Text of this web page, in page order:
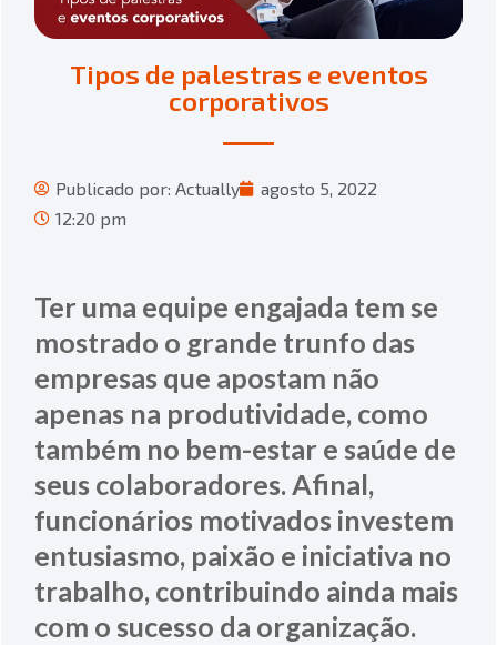
Tipos de palestras e eventos
corporativos
Publicado por: Actually
agosto 5, 2022
12:20 pm
Ter uma equipe engajada tem se
mostrado o grande trunfo das
empresas que apostam não
apenas na produtividade, como
também no bem-estar e saúde de
seus colaboradores. Afinal,
funcionários motivados investem
entusiasmo, paixão e iniciativa no
trabalho, contribuindo ainda mais
com o sucesso da organização.